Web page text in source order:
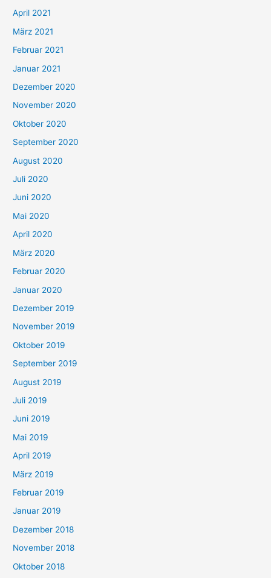
:
April 2021
März 2021
Februar 2021
Januar 2021
Dezember 2020
November 2020
Oktober 2020
September 2020
August 2020
Juli 2020
Juni 2020
Mai 2020
April 2020
März 2020
Februar 2020
Januar 2020
Dezember 2019
November 2019
Oktober 2019
September 2019
August 2019
Juli 2019
Juni 2019
Mai 2019
April 2019
März 2019
Februar 2019
Januar 2019
Dezember 2018
November 2018
Oktober 2018